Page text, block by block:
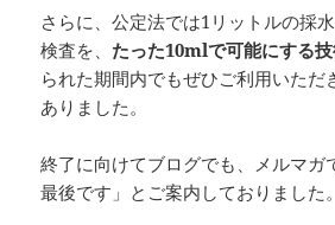
さらに、公定法では1リットルの採
検査を、 たった10mlで可能にする
られた期間内でもぜひご利用いただ
ありました。
終了に向けてブログでも、メルマガ
最後です」とご案内しておりました。